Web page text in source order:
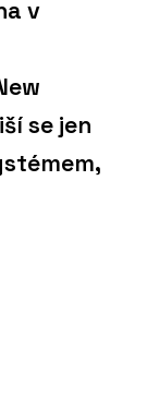
v
se jen